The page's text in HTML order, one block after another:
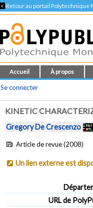
< Retour au portail Polytechnique
Accueil À propos
Se connecter
KINETIC
Gregory De Crescenzo
Article de revue (2008)
Un lien externe est
URL de